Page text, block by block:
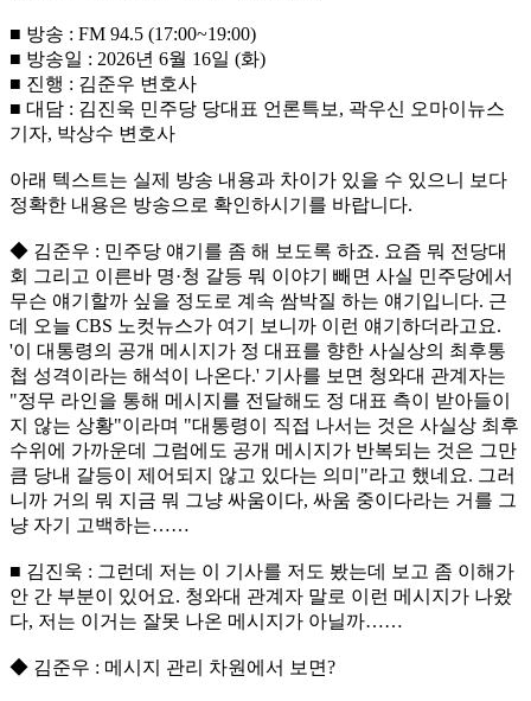
■ 방송 : FM 94.5 (17:00~19:00)
■ 방송일 : 2026년 6월 16일 (화)
■ 진행 : 김준우 변호사
■ 대담 : 김진욱 민주당 당대표 언론특보, 곽우신 오마이뉴스
기자, 박상수 변호사
아래 텍스트는 실제 방송 내용과 차이가 있을 수 있으니 보다
정확한 내용은 방송으로 확인하시기를 바랍니다.
◆ 김준우 : 민주당 얘기를 좀 해 보도록 하죠. 요즘 뭐 전당대
회 그리고 이른바 명·청 갈등 뭐 이야기 빼면 사실 민주당에서
무슨 얘기할까 싶을 정도로 계속 쌈박질 하는 얘기입니다. 근
데 오늘 CBS 노컷뉴스가 여기 보니까 이런 얘기하더라고요.
'이 대통령의 공개 메시지가 정 대표를 향한 사실상의 최후통
첩 성격이라는 해석이 나온다.' 기사를 보면 청와대 관계자는
"정무 라인을 통해 메시지를 전달해도 정 대표 측이 받아들이
지 않는 상황"이라며 "대통령이 직접 나서는 것은 사실상 최후
수위에 가까운데 그럼에도 공개 메시지가 반복되는 것은 그만
큼 당내 갈등이 제어되지 않고 있다는 의미"라고 했네요. 그러
니까 거의 뭐 지금 뭐 그냥 싸움이다, 싸움 중이다라는 거를 그
냥 자기 고백하는……
■ 김진욱 : 그런데 저는 이 기사를 저도 봤는데 보고 좀 이해가
안 간 부분이 있어요. 청와대 관계자 말로 이런 메시지가 나왔
다, 저는 이거는 잘못 나온 메시지가 아닐까……
◆ 김준우 : 메시지 관리 차원에서 보면?